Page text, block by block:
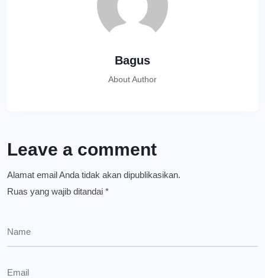
Bagus
About Author
Leave a comment
Alamat email Anda tidak akan dipublikasikan.
Ruas yang wajib ditandai *